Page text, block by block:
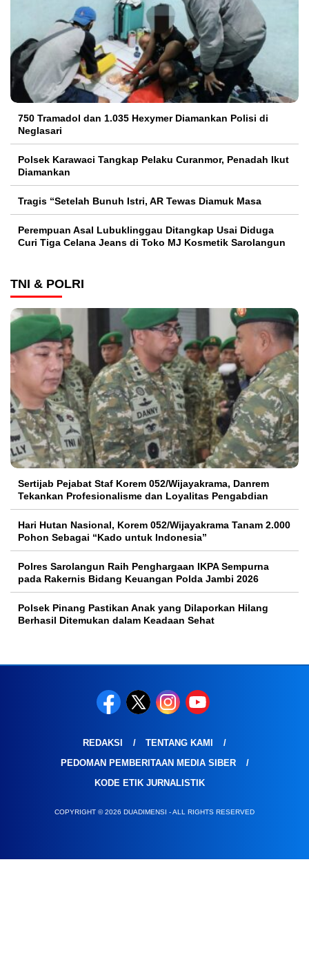
750 Tramadol dan 1.035 Hexymer Diamankan Polisi di
Neglasari
Polsek Karawaci Tangkap Pelaku Curanmor, Penadah Ikut
Diamankan
Tragis “Setelah Bunuh Istri, AR Tewas Diamuk Masa
Perempuan Asal Lubuklinggau Ditangkap Usai Diduga
Curi Tiga Celana Jeans di Toko MJ Kosmetik Sarolangun
TNI & POLRI
Sertijab Pejabat Staf Korem 052/Wijayakrama, Danrem
Tekankan Profesionalisme dan Loyalitas Pengabdian
Hari Hutan Nasional, Korem 052/Wijayakrama Tanam 2.000
Pohon Sebagai “Kado untuk Indonesia”
Polres Sarolangun Raih Penghargaan IKPA Sempurna
pada Rakernis Bidang Keuangan Polda Jambi 2026
Polsek Pinang Pastikan Anak yang Dilaporkan Hilang
Berhasil Ditemukan dalam Keadaan Sehat
REDAKSI
TENTANG KAMI
PEDOMAN PEMBERITAAN MEDIA SIBER
KODE ETIK JURNALISTIK
COPYRIGHT © 2026 DUADIMENSI - ALL RIGHTS RESERVED